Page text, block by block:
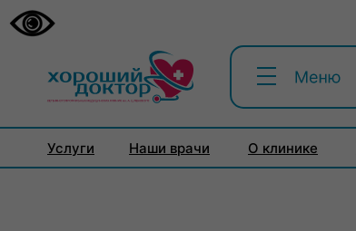
Услуги Наши врачи О клинике